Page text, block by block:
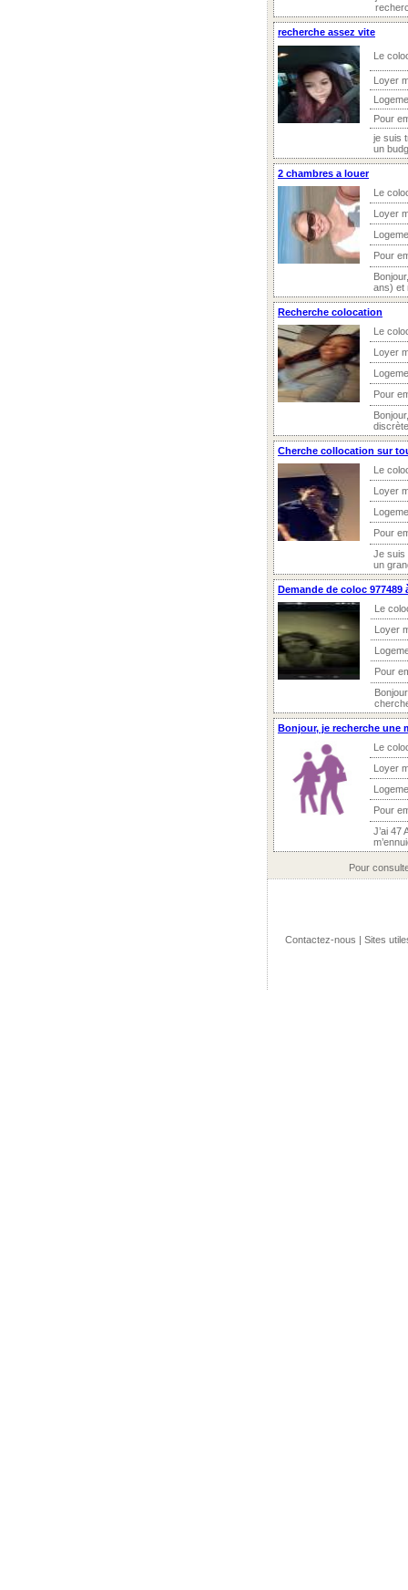
recherche assez vite
Le
Loyer
Pour
je suis
un
2 chambres a louer
Le
Loyer
Pour
ans) et
Recherche colocation
Le
Loyer
Pour
Cherche collocation sur
Le
Loyer
Pour
Je suis
un
Demande de coloc 977489
Le
Loyer
Pour
Bonjour, je recherche une
Le
Loyer
Pour
J’ai 47
Pour
Contactez-nous | Sites